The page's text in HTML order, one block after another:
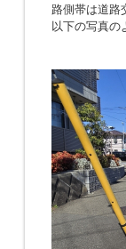
路側帯は道路
以下の写真の